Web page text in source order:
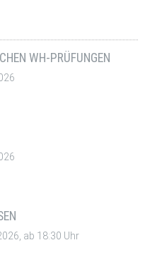
WH-PRÜFUNGEN
ab 18:30 Uhr